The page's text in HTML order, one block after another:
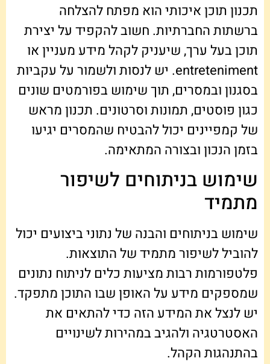
תכנון תוכן איכותי הוא מפתח להצלחה
ברשתות החברתיות. חשוב להקפיד על יצירת
תוכן בעל ערך, שיעניק לקהל מידע מעניין או
entreteniment. יש לנסות ולשמור על עקביות
בסגנון ובמסרים, תוך שימוש בפורמטים שונים
כגון פוסטים, תמונות וסרטונים. תכנון מראש
של קמפיינים יכול להבטיח שהמסרים יגיעו
בזמן הנכון ובצורה המתאימה.
שימוש בניתוחים לשיפור
מתמיד
שימוש בניתוחים והבנה של נתוני ביצועים יכול
להוביל לשיפור מתמיד של התוצאות.
פלטפורמות רבות מציעות כלים לניתוח נתונים
שמספקים מידע על האופן שבו התוכן מתפקד.
יש לנצל את המידע הזה כדי להתאים את
האסטרטגיה ולהגיב במהירות לשינויים
בהתנהגות הקהל.